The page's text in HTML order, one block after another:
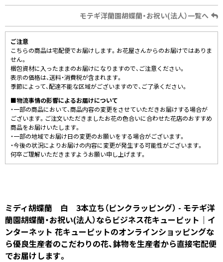
モテギ洋蘭園胡蝶蘭・お祝い(法人）一覧へ
ご注意
こちらの商品は宅配便でお届けします。お花屋さんからのお届けではありま
せん。
梱包資材に入ったままのお届けになりますので、ご注意ください。
表示の価格は、送料・消費税が含まれます。
季節によって、配達不能な区域がございますので、ご了承ください。
■物流事情の影響によるお届けについて
・一部の商品において、商品内容の変更をさせていただきお届けする場合が
ございます。ご注文いただきましたお花の色合いに合わせた花店のおすすめ
商品をお届けいたします。
・一部の地域でお届け日の変更のお願いをする場合がございます。
・今後の状況によりお届けの内容に変更が発生する可能性がございます。
何卒ご理解いただきますようお願い申し上げます。
ミディ胡蝶蘭 白 3本立ち（ピンクラッピング） - モテギ洋
蘭園胡蝶蘭・お祝い(法人）ならビジネス花キューピット｜イ
ンターネット 花キューピットのオンラインショッピングな
ら優良生産者のこだわりの花、鉢物を生産者から直接宅配便
でお届けします。